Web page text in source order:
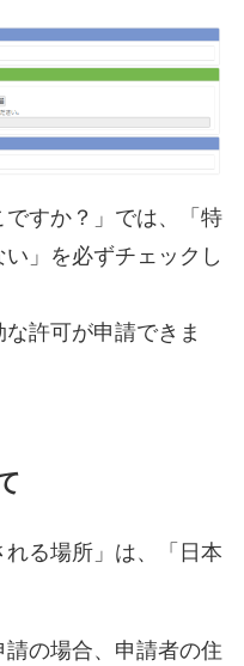
ですか？」では、「特
」を必ずチェックし
許可が申請できま
れる場所」は、「日本
請の場合、申請者の住